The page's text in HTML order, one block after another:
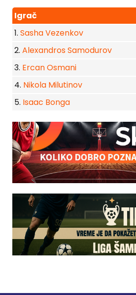
Igrač
1. Sasha Vezenkov
2. Alexandros Samodurov
3. Ercan Osmani
4. Nikola Milutinov
5. Isaac Bonga